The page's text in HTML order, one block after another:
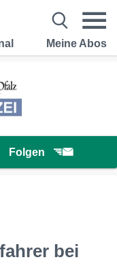
Meine Abos
Folgen
bei